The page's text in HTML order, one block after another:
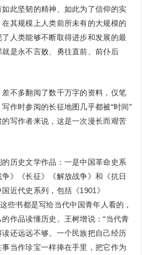
此坚韧的精神、如此为了信仰的实
其规模上人类前所未有的大规模的
人类能够不断取得进步和发展的最
是永不言败、勇往直前、前仆后
不多翻阅了数千万字的资料，仅笔
作时参阅的长征地图几乎都被“时间”
写作者来说，这是一次漫长而艰苦
历史文学作品：一是中国革命史系
》《长征》《解放战争》和《抗日
近代史系列，包括《1901》
些书都是写给当代中国青年人看的，
作品读懂历史。王树增说：“当代青
还远远不够。一个民族把自己经历
当作珍宝一样捧在手里，把它作为